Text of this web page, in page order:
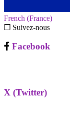
French (France)‎
❐ Suivez-nous
Facebook
X (Twitter)